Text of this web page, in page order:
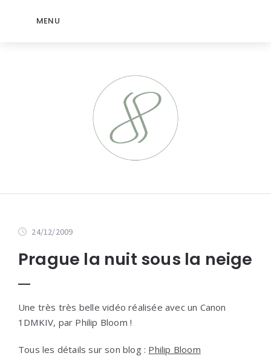
MENU
24/12/2009
Prague la nuit sous la neige
Une très très belle vidéo réalisée avec un Canon
1DMKIV, par Philip Bloom !
Tous les détails sur son blog : Philip Bloom